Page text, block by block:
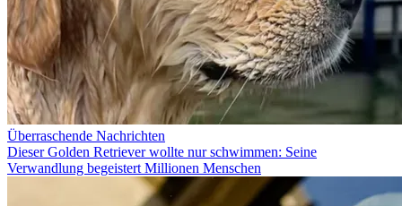
Überraschende Nachrichten
Dieser Golden Retriever wollte nur schwimmen: Seine
Verwandlung begeistert Millionen Menschen